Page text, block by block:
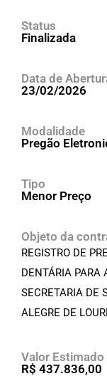
Status
Finalizada
Data de
23/02/2026
Modalidade
Pregão
Tipo
Menor Preço
Objeto da
REGISTRO DE
DENTÁRIA PARA
SECRETARIA DE
ALEGRE DE
Valor Estimado
R$ 437.836,00